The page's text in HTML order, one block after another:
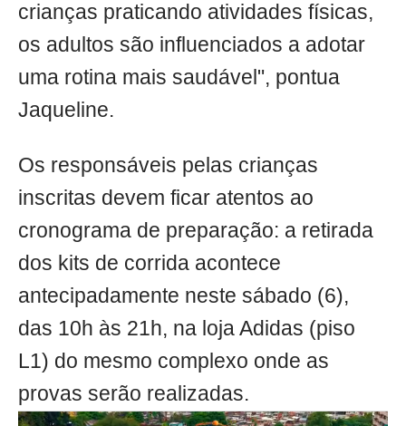
crianças praticando atividades físicas,
os adultos são influenciados a adotar
uma rotina mais saudável", pontua
Jaqueline.
Os responsáveis pelas crianças
inscritas devem ficar atentos ao
cronograma de preparação: a retirada
dos kits de corrida acontece
antecipadamente neste sábado (6),
das 10h às 21h, na loja Adidas (piso
L1) do mesmo complexo onde as
provas serão realizadas.